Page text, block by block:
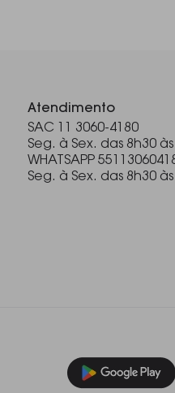
Atendimento
SAC 11 3060-4180
Seg. à Sex. das 8h30
WHATSAPP
Seg. à Sex. das 8h30